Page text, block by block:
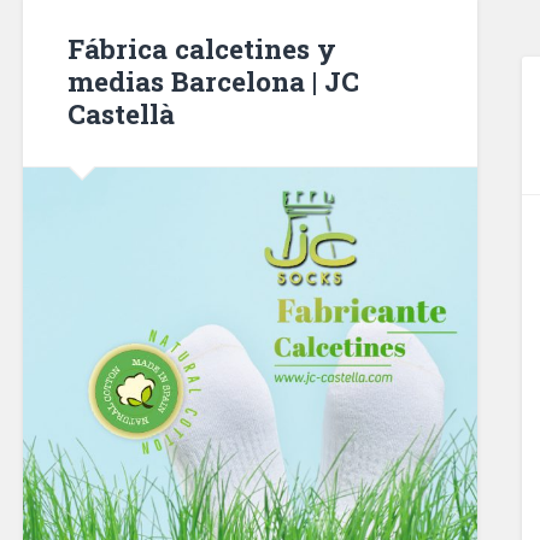
Fábrica calcetines y
medias Barcelona | JC
Castellà